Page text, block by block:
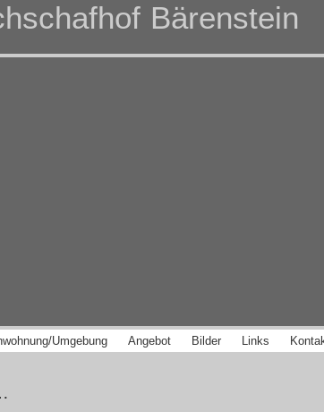
Bärenstein
Umgebung Angebot Bilder Links